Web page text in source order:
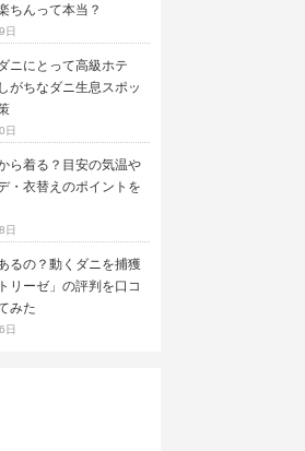
ちんって本当？
日
ニにとって高級ホテ
がちなダニ生息スポッ
日
ら着る？目安の気温や
・衣替えのポイントを
日
るの？動くダニを捕獲
リーゼ」の評判を口コ
みた
日